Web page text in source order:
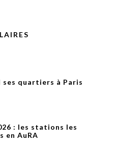
quartiers à Paris
: les stations les
en AuRA